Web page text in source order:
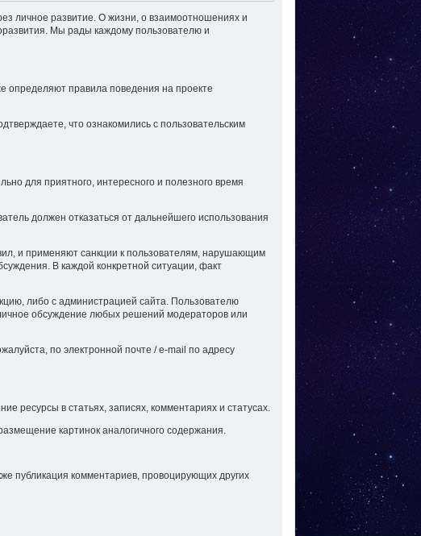
личное развитие. О жизни, о взаимоотношениях и
Мы рады каждому пользователю и
определяют правила поведения на проекте
что ознакомились с пользовательским
для приятного, интересного и полезного время
должен отказаться от дальнейшего использования
и применяют санкции к пользователям, нарушающим
В каждой конкретной ситуации, факт
либо с администрацией сайта. Пользователю
обсуждение любых решений модераторов или
по электронной почте / e-mail по адресу
ресурсы в статьях, записях, комментариях и статусах.
картинок аналогичного содержания.
публикация комментариев, провоцирующих других